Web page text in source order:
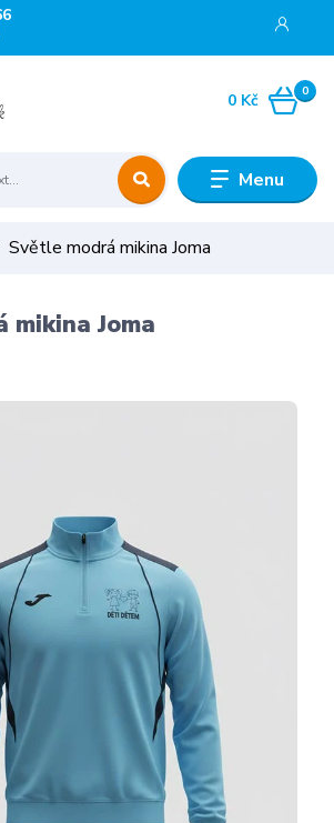
Menu
0
0 Kč
Světle modrá mikina Joma
mikina Joma